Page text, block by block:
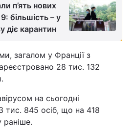
п’ять нових
більшість – у
діє карантин
загалом у Франції з
28 тис. 132
на сьогодні
тис. 845 осіб, що на 418
раніше.